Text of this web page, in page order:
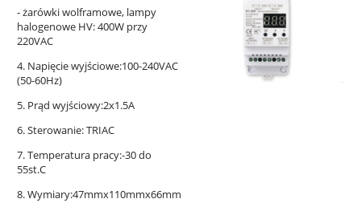
- żarówki wolframowe, lampy
halogenowe HV: 400W przy
220VAC
4. Napięcie wyjściowe:100-240VAC
(50-60Hz)
5. Prąd wyjściowy:2x1.5A
6. Sterowanie: TRIAC
7. Temperatura pracy:-30 do
55st.C
8. Wymiary:47mmx110mmx66mm